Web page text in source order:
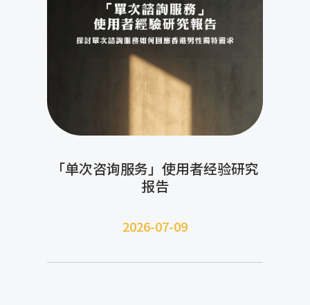
「单次咨询服务」使用者经验研究
报告
2026-07-09